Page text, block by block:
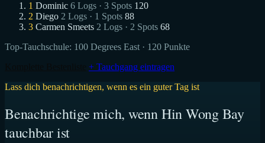
1 Dominic 6 Logs · 3 Spots 120
2 Diego 2 Logs · 1 Spots 88
3 Carmen Smeets 2 Logs · 2 Spots 68
Top-Tauchschule: 100 Degrees East · 120 Punkte
+ Tauchgang eintragen
Lass dich benachrichtigen, wenn es ein guter Tag ist
Benachrichtige mich, wenn Hin Wong Bay
tauchbar ist